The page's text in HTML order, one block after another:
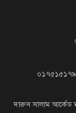
দারুস সালাম আর্কেড